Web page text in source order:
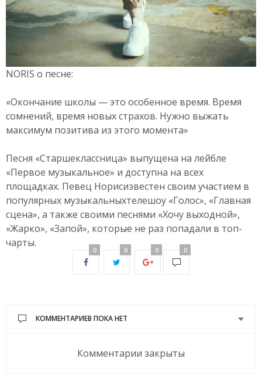
NORIS о песне:
«Окончание школы — это особенное время. Время
сомнений, время новых страхов. Нужно выжать
максимум позитива из этого момента»
Песня «Старшеклассница» выпущена на лейбле
«Первое музыкальное» и доступна на всех
площадках. Певец Норисизвестен своим участием в
популярных музыкальныхтелешоу «Голос», «Главная
сцена», а также своими песнями «Хочу выходной»,
«Жарко», «Запой», которые не раз попадали в топ-
чарты.
0 0 0 0
КОММЕНТАРИЕВ ПОКА НЕТ
Комментарии закрыты